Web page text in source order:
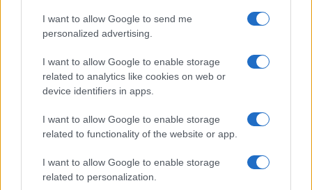
I want to allow Google to send me
personalized advertising.
I want to allow Google to enable storage
related to analytics like cookies on web or
device identifiers in apps.
I want to allow Google to enable storage
related to functionality of the website or app.
I want to allow Google to enable storage
related to personalization.
Guía completa del 4-3-3: roles,
movimientos y ajustes tácticos
El 4-3-3 es una de las formaciones más…